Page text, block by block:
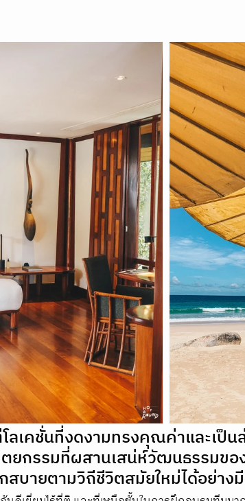
ลเคชั่นที่งดงามทรงคุณค่าและเป็
ยกรรมที่ผสานเสน่ห์วัฒนธรรมขอ
สบายตามวิถีชีวิตสมัยใหม่ได้อย่าง